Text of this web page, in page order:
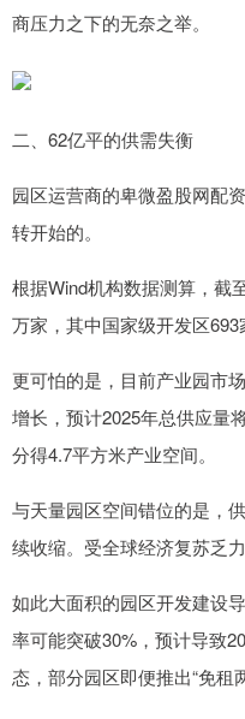
商压力之下的无奈之举。
二、62亿平的供需失衡
园区运营商的卑微盈股网配
转开始的。
根据Wind机构数据测算，截
万家，其中国家级开发区693
更可怕的是，目前产业园市
增长，预计2025年总供应量
分得4.7平方米产业空间。
与天量园区空间错位的是，
续收缩。受全球经济复苏乏
如此大面积的园区开发建设
率可能突破30%，预计导致
态，部分园区即便推出“免租